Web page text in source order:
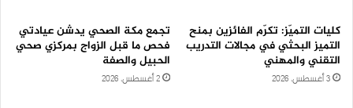
كليات التميّز: تكرّم الفائزين بمنح
التميز البحثي في مجالات التدريب
التقني والمهني
3 أغسطس، 2026
تجمع مكة الصحي يدشن عيادتي
فحص ما قبل الزواج بمركزي صحي
الحبيل والصفة
2 أغسطس، 2026